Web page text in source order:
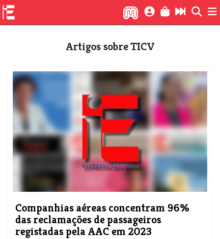
Artigos sobre TICV
Companhias aéreas concentram 96%
das reclamações de passageiros
registadas pela AAC em 2023